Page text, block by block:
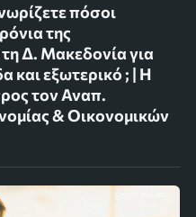
πόσοι
της
Δ. Μακεδονία για
και εξωτερικό ; | Η
τον Αναπ.
& Οικονομικών